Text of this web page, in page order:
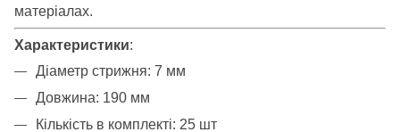
матеріалах.
Характеристики:
Діаметр стрижня: 7 мм
Довжина: 190 мм
Кількість в комплекті: 25 шт